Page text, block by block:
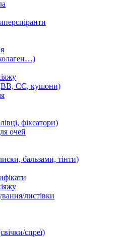
CC, кушони)
фіксатори)
очей
бальзами, тінти)
листівки
спреї)